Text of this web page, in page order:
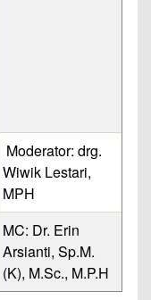
Moderator: drg.
Wiwik Lestari,
MPH
MC: Dr. Erin
Arsianti, Sp.M.
(K), M.Sc., M.P.H